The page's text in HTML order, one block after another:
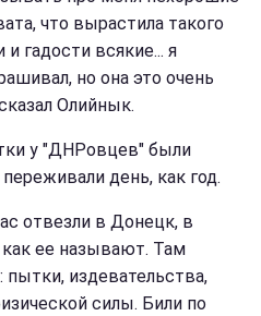
что вырастила такого
гадости всякие... я
но она это очень
Олийнык.
у "ДНРовцев" были
день, как год.
отвезли в Донецк, в
как ее называют. Там
пытки, издевательства,
силы. Били по